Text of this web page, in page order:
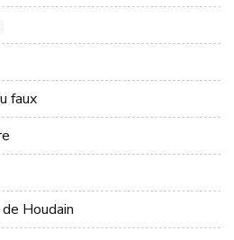
faux
Houdain